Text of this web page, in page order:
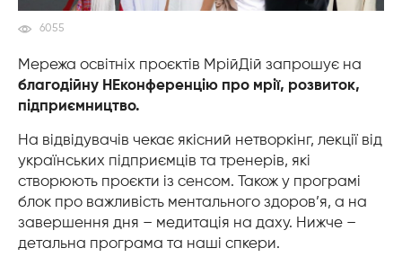
6055
Мережа освітніх проєктів МрійДій запрошує на
благодійну НЕконференцію про мрії, розвиток,
підприємництво.
На відвідувачів чекає якісний нетворкінг, лекції від
українських підприємців та тренерів, які
створюють проєкти із сенсом. Також у програмі
блок про важливість ментального здоров’я, а на
завершення дня – медитація на даху. Нижче –
детальна програма та наші спкери.